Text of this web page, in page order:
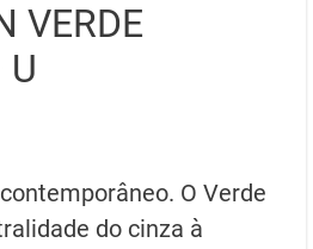
VERDE
U
O Verde
do cinza à